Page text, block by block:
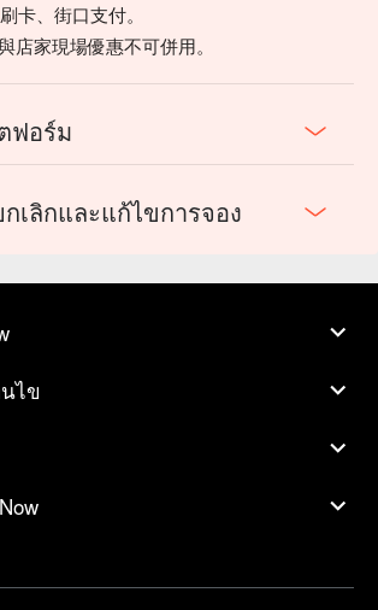
卡、街口支付。
店家現場優惠不可併用。
ฟอร์ม
เลิกและแก้ไขการจอง
ไข